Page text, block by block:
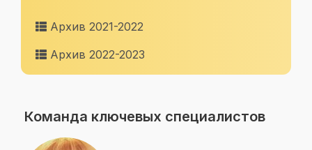
Архив 2022-2023
Архив 2021-2022
Команда ключевых специалистов